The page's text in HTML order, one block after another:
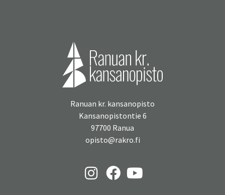
Ranuan kr. kansanopisto
Kansanopistontie 6
97700 Ranua
opisto@rakro.fi